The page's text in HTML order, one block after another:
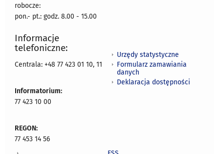
robocze:
pon.- pt.: godz. 8.00 - 15.00
Informacje
telefoniczne:
Centrala: +48 77 423 01 10, 11
Informatorium:
77 423 10 00
REGON:
77 453 14 56
Urzędy statystyczne
Formularz zamawiania
danych
Deklaracja dostępności